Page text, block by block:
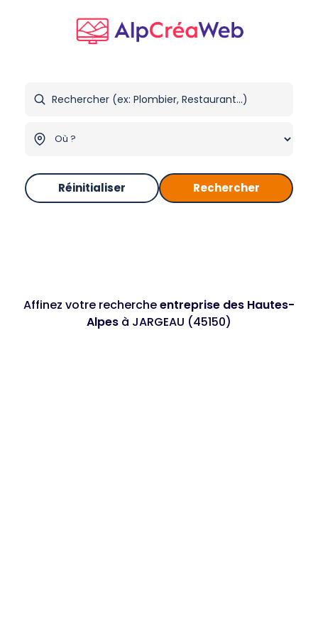
Réinitialiser Rechercher
Affinez votre rechercheentreprise des Hautes-
Alpes à JARGEAU (45150)